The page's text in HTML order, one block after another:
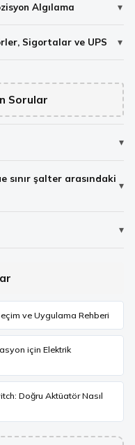
Algılama
Sigortalar ve UPS
Sorular
sınır şalter arasındaki
ve Uygulama Rehberi
için Elektrik
Doğru Aktüatör Nasıl